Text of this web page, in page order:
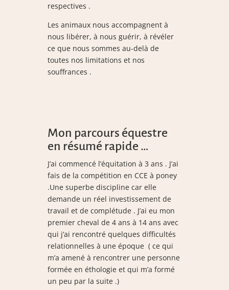
respectives .
Les animaux nous accompagnent à
nous libérer, à nous guérir, à révéler
ce que nous sommes au-delà de
toutes nos limitations et nos
souffrances .
Mon parcours équestre
en résumé rapide …
J’ai commencé l’équitation à 3 ans . J’ai
fais de la compétition en CCE à poney
.Une superbe discipline car elle
demande un réel investissement de
travail et de complétude . J’ai eu mon
premier cheval de 4 ans à 14 ans avec
qui j’ai rencontré quelques difficultés
relationnelles à une époque ( ce qui
m’a amené à rencontrer une personne
formée en éthologie et qui m’a formé
un peu par la suite .)